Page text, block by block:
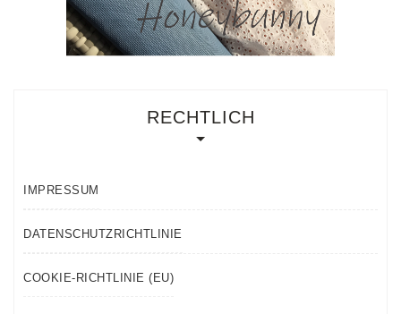
RECHTLICH
IMPRESSUM
DATENSCHUTZRICHTLINIE
COOKIE-RICHTLINIE (EU)